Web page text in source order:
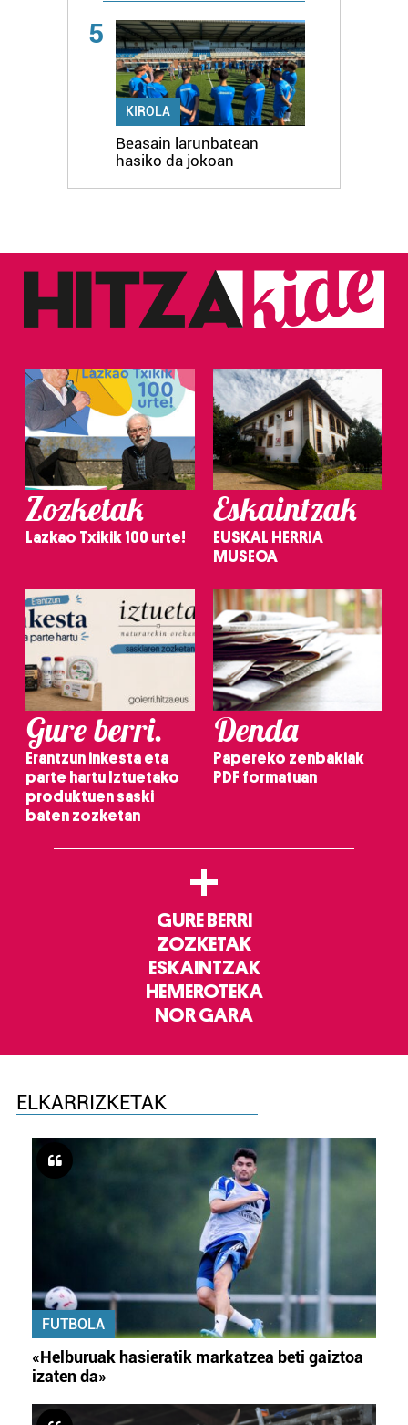
5
KIROLA
Beasain larunbatean
hasiko da jokoan
Zozketak
Lazkao Txikik 100 urte!
Eskaintzak
EUSKAL HERRIA
MUSEOA
Gure berri.
Erantzun inkesta eta
parte hartu Iztuetako
produktuen saski
baten zozketan
Denda
Papereko zenbakiak
PDF formatuan
+
GURE BERRI
ZOZKETAK
ESKAINTZAK
HEMEROTEKA
NOR GARA
ELKARRIZKETAK
FUTBOLA
«Helburuak hasieratik markatzea beti gaiztoa
izaten da»